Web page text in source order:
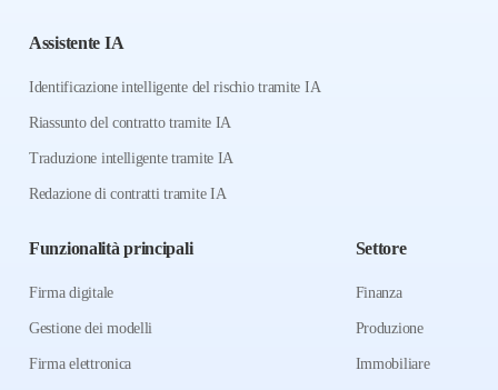
Assistente IA
Identificazione intelligente del rischio tramite IA
Riassunto del contratto tramite IA
Traduzione intelligente tramite IA
Redazione di contratti tramite IA
Funzionalità principali
Firma digitale
Gestione dei modelli
Firma elettronica
Settore
Finanza
Produzione
Immobiliare